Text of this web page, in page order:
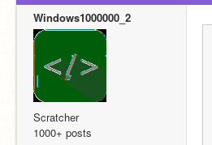
Windows1000000_2
Scratcher
1000+ posts